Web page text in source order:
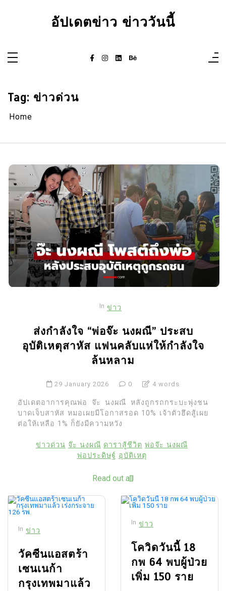
อัปเดตข่าว ข่าววันนี้
Tag: ข่าวด่วน
Home
In ข่าว
ส่งกำลังใจ “พ่อจ๊ะ นงผณี” ประสบ
อุบัติเหตุสาหัส แฟนคลับแห่ให้กำลังใจ
ล้นหลาม
29 January 2026 0 4 words
อัปเดตอาการคุณพ่อ จ๊ะ นงผณี หลังถูกรถกระบะพุ่งชน
บาดเจ็บสาหัส หมอเผยมีโอกาสรอด 10% เจ้าตัวฮึดสู้เผย
ต่อให้เหลือ 1% ก็ยังมีความหวัง
ข่าวด่วน จ๊ะ นงผณี ดาราสู้ชีวิต พ่อจ๊ะ นงผณี
พ่อประดิษฐ์ อุบัติเหตุ
Read out all
In ข่าว
วัคซีนแอสตร้า
เซนเนก้า
กรุงเทพมาแล้ว
In ข่าว
โควิดวันนี้ 18
กพ 64 พบผู้ป่วย
เพิ่ม 150 ราย